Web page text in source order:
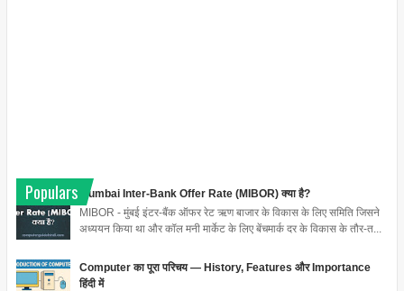
Populars
Mumbai Inter-Bank Offer Rate (MIBOR) क्या है?
MIBOR - मुंबई इंटर-बैंक ऑफर रेट ऋण बाजार के विकास के लिए समिति जिसने
अध्ययन किया था और कॉल मनी मार्केट के लिए बेंचमार्क दर के विकास के तौर-त...
Computer का पूरा परिचय — History, Features और Importance
हिंदी में